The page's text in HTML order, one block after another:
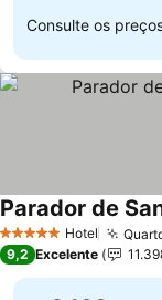
Consulte os
5 Estrelas Hotel
Parador de
9,2 Excelente